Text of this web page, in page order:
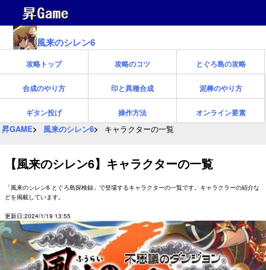
風来のシレン6
攻略トップ 攻略のコツ とぐろ島の攻略
合成のやり方 印と異種合成 泥棒のやり方
ギタン投げ 操作方法 オンライン要素
昇GAME 風来のシレン6 キャラクターの一覧
【風来のシレン6】キャラクターの一覧
「風来のシレン6 とぐろ島探検録」で登場するキャラクターの一覧です。キャラクラーの紹介な
どを掲載しています。
更新日:2024/1/19 13:55